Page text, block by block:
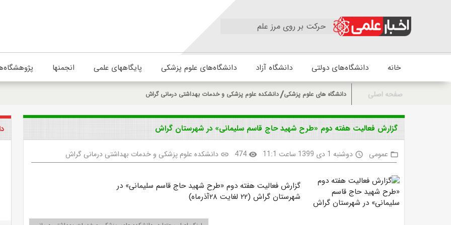
حرکت بر روی مرز علم
خانه دانشگاه‌های دولتی دانشگاه آزاد دانشگاه‌های علوم پزشکی پایگاههای علمی انجمنها
صفحه اصلی دانشگاه های علوم پزشکی دانشکده علوم پزشکی و خدمات بهداشتی درمانی گراش
گزارش فعالیت هفته دوم «طرح شهید حاج قاسم سلیمانی» در شهرستان گراش
folder_open عمومی access_time دوشنبه 1 دی 1399 ساعت 11:1 visibility
474
link دانشکده علوم پزشکی و خدمات بهداشتی درمانی گراش
گزارش فعالیت هفته دوم «طرح شهید حاج قاسم سلیمانی» در
شهرستان گراش (۲۲ لغایت ۲۸آذرماه)